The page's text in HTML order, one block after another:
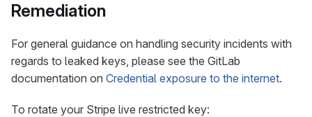
Remediation
For general guidance on handling security incidents with
regards to leaked keys, please see the GitLab
documentation on Credential exposure to the internet.
To rotate your Stripe live restricted key: